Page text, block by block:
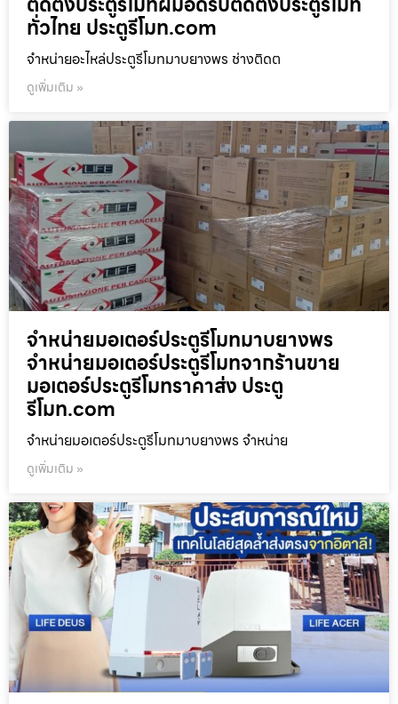
ทั่วไทย ประตูรีโมท.com
จำหน่ายอะไหล่ประตูรีโมทมาบยางพร ช่างติดต
ดูเพิ่มเติม »
จำหน่ายมอเตอร์ประตูรีโมทมาบยางพร
จำหน่ายมอเตอร์ประตูรีโมทจากร้านขาย
มอเตอร์ประตูรีโมทราคาส่ง ประตู
รีโมท.com
จำหน่ายมอเตอร์ประตูรีโมทมาบยางพร จำหน่าย
ดูเพิ่มเติม »